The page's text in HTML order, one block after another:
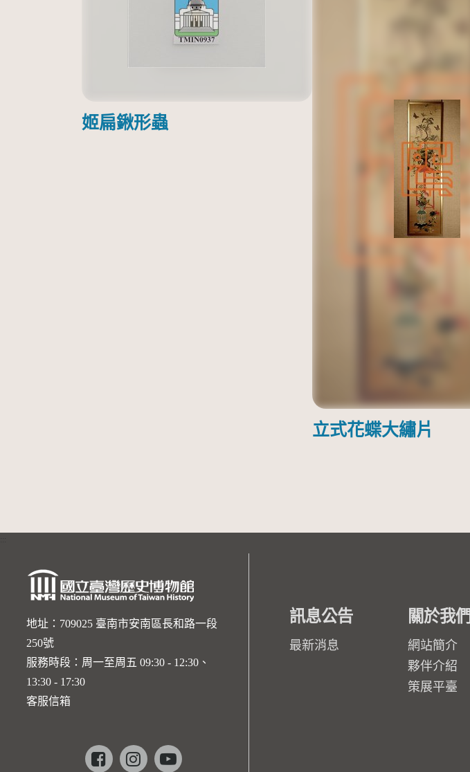
姬扁鍬形蟲
立式花蝶大繡片
地址：709025 臺南市安南區長和路一段
250號
服務時段：周一至周五 09:30 - 12:30、
13:30 - 17:30
客服信箱
Facebookinstagramyoutube
訊息公告
最新消息
關於我們
網站簡介
夥伴介紹
策展平臺